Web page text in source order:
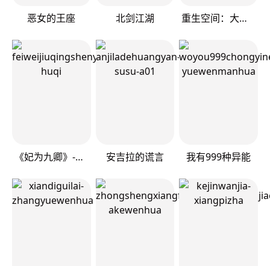
恶女的王座 北剑江湖 重生空间：大小姐不好惹
《妃为九卿》-神医小娇妃 安吉拉的谎言 我有999种异能